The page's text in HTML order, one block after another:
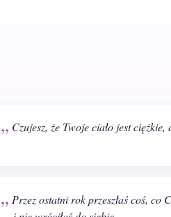
Czujesz, że Twoje ciało jest
Przez ostatni rok przeszłaś coś,